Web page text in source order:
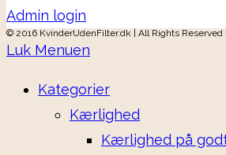
Admin login
© 2016 KvinderUdenFilter.dk | All Rights Reserved |
Luk Menuen
Kategorier
Kærlighed
Kærlighed på